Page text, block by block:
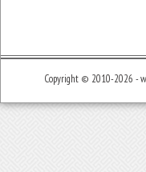
Copyright © 2010-2026 -